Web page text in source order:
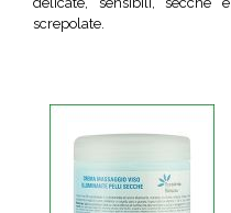
screpolate.